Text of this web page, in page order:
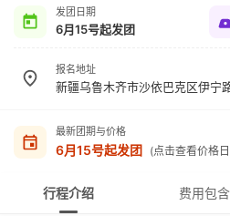
发团日期
6月15号起发团
报名地址
新疆乌鲁木齐市沙依巴克区伊宁
最新团期与价格
6月15号起发团 (点击查看价格
行程介绍 费用包含